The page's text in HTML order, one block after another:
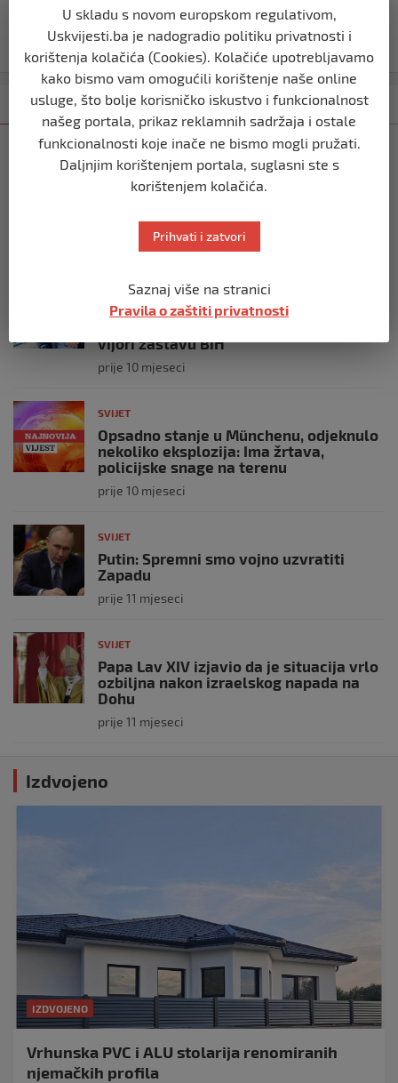
U Makarskoj za četiri sata izgorjela jahta vlasnika
kompanije iz Širokog Brijega: Plovilo vrijedno oko 3
miliona eura
Kategorija Najnovije Najčitanije
SVIJET
Italijanski kapetan iz flotile za Gazu
primio islam nakon što su izraelske
posade
prije 10 mjeseci
SVIJET
Brod “Mikeno” probio izraelsku blokadu
vijori zastavu BiH
prije 10 mjeseci
SVIJET
Opsadno stanje u Münchenu, odjeknulo
nekoliko eksplozija: Ima žrtava,
policijske snage na terenu
prije 10 mjeseci
SVIJET
Putin: Spremni smo vojno uzvratiti
Zapadu
prije 11 mjeseci
SVIJET
Papa Lav XIV izjavio da je situacija vrlo
ozbiljna nakon izraelskog napada na
Dohu
prije 11 mjeseci
Izdvojeno
IZDVOJENO
Vrhunska PVC i ALU stolarija renomiranih
njemačkih profila
U skladu s novom europskom regulativom,
Uskvijesti.ba je nadogradio politiku privatnosti i
korištenja kolačića (Cookies). Kolačiće upotrebljavamo
kako bismo vam omogućili korištenje naše online
usluge, što bolje korisničko iskustvo i funkcionalnost
našeg portala, prikaz reklamnih sadržaja i ostale
funkcionalnosti koje inače ne bismo mogli pružati.
Daljnjim korištenjem portala, suglasni ste s
korištenjem kolačića.
Prihvati i zatvori
Saznaj više na stranici
Pravila o zaštiti privatnosti